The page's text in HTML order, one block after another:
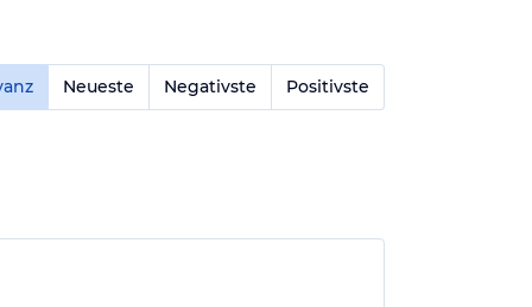
Neueste Negativste Positivste